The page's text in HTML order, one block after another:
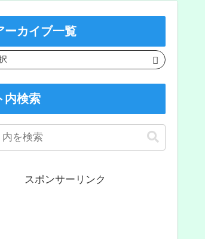
ーカイブ一覧
内検索
スポンサーリンク